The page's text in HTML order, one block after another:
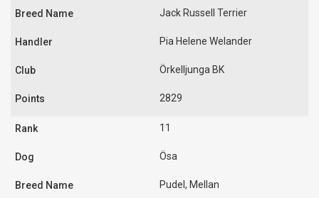
Jack Russell Terrier
Pia Helene Welander
Örkelljunga BK
2829
11
Ösa
Pudel, Mellan